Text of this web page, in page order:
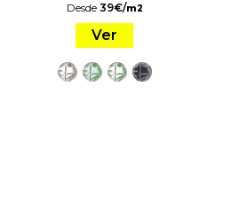
Desde 39€/m2
Ver